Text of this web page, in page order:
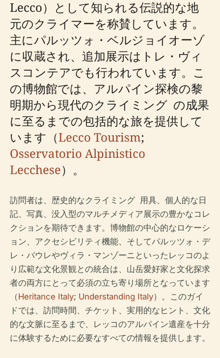
Lecco）として知られる伝説的な地
元のクライマーを称賛しています。
主にパルッツォ・ベルジョイオーゾ
に収蔵され、追加展示はトレ・ヴィ
スコンテアでも行われています。こ
の博物館では、アルパイン探検の黎
明期から現代のクライミング ​​ の成果
に至るまでの包括的な旅を提供して
います（Lecco Tourism;
Osservatorio Alpinistico
Lecchese）。
訪問者は、歴史的なクライミング ​​ 用具、個人的な日
記、写真、没入型のマルチメディア展示の豊かなコレ
クションを期待できます。博物館の中心的なロケーシ
ョン、アクセシビリティ機能、そしてパルッツォ・デ
レ・パウレやヴィラ・マンゾーニといったレッコのよ
り広範な文化景観との統合は、山岳愛好家と文化探求
者の両方にとって必須の立ち寄り場所となっています
（Heritance Italy; Understanding Italy）。このガイ
ドでは、訪問時間、チケット、実用的なヒント、文化
的な文脈に至るまで、レッコのアルパイン遺産を十分
に体験するために必要なすべての情報を提供します。